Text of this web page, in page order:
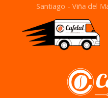
Santiago - Viña del